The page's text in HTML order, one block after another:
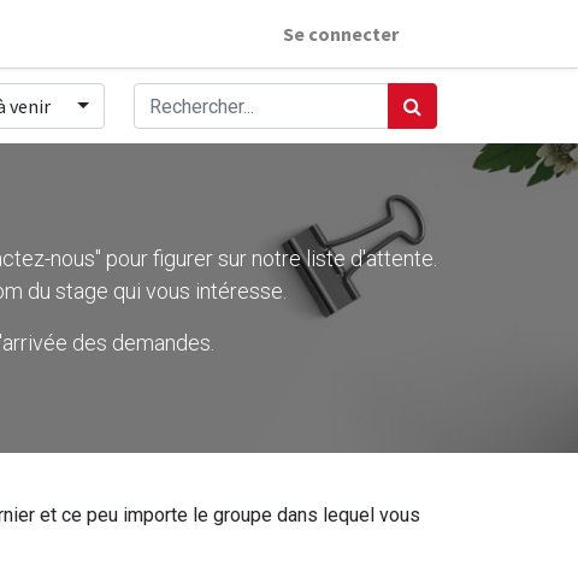
Se connecter
venir
nous" pour figurer sur notre liste d'attente.
du stage qui vous intéresse.
des demandes.
et ce peu importe le groupe dans lequel vous